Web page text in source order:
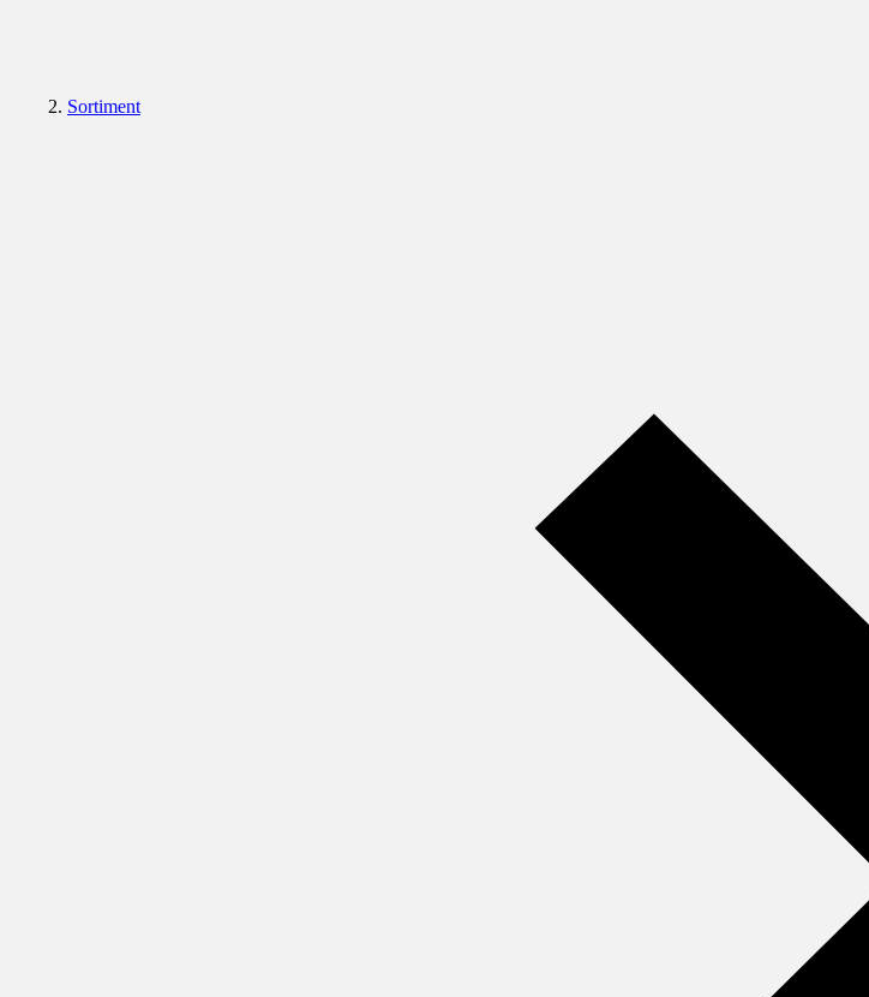
Sortiment